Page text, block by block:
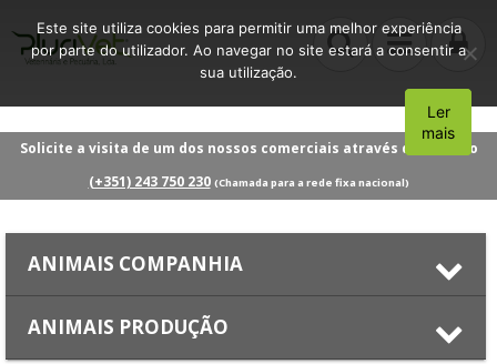
Solicite a visita de um dos nossos comerciais através do número
(+351) 243 750 230 (Chamada para a rede fixa nacional)
ANIMAIS COMPANHIA
ANIMAIS PRODUÇÃO
Este site utiliza cookies para permitir uma melhor experiência
por parte do utilizador. Ao navegar no site estará a consentir a
sua utilização.
Aceito
Ler
mais